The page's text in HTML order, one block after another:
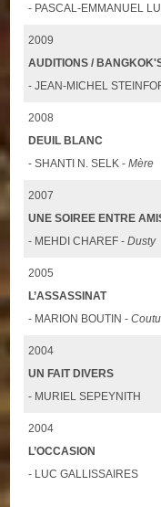
- PASCAL-EMMANUEL
2009
AUDITIONS /
- JEAN-MICHEL
2008
DEUIL BLANC
- SHANTI N. SELK -Mère
2007
UNE SOIREE ENTRE
- MEHDI CHAREF -Dusty
2005
L’ASSASSINAT
- MARION BOUTIN -
2004
UN FAIT DIVERS
- MURIEL SEPEYNITH
2004
L’OCCASION
- LUC GALLISSAIRES